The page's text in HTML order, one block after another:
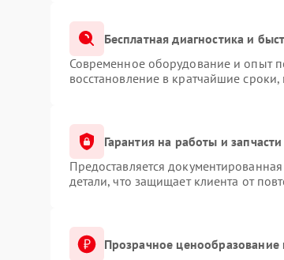
Бесплатная диагностика и
Современное оборудование и опыт
восстановление в кратчайшие
Гарантия на работы и запчасти
Предоставляется
детали, что защищает клиента от
Прозрачное ценообразование